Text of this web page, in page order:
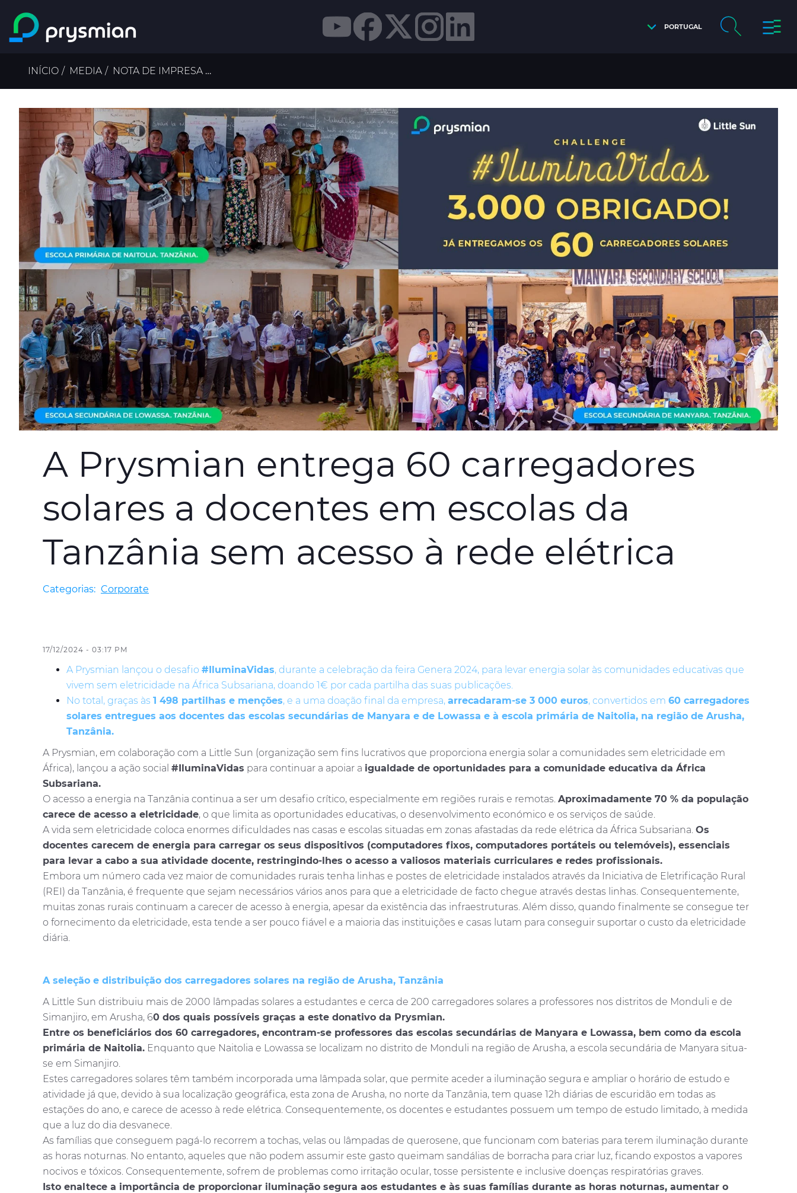
Ir para o conteúdo
principal
PORTUGAL
Navegação
estrutural
INÍCIO MEDIA NOTA DE IMPRESA
A Prysmian entrega 60 carregadores
solares a docentes em escolas da
Tanzânia sem acesso à rede elétrica
Categorias: Corporate
17/12/2024 - 03:17 PM
A Prysmian lançou o desafio #IluminaVidas, durante a celebração da feira Genera 2024, para levar energia solar às comunidades educativas que
vivem sem eletricidade na África Subsariana, doando 1€ por cada partilha das suas publicações.
No total, graças às 1 498 partilhas e menções, e a uma doação final da empresa, arrecadaram-se 3 000 euros, convertidos em 60 carregadores
solares entregues aos docentes das escolas secundárias de Manyara e de Lowassa e à escola primária de Naitolia, na região de Arusha,
Tanzânia.
A Prysmian, em colaboração com a Little Sun (organização sem fins lucrativos que proporciona energia solar a comunidades sem eletricidade em
África), lançou a ação social #IluminaVidas para continuar a apoiar a igualdade de oportunidades para a comunidade educativa da África
Subsariana.
O acesso a energia na Tanzânia continua a ser um desafio crítico, especialmente em regiões rurais e remotas. Aproximadamente 70 % da população
carece de acesso a eletricidade, o que limita as oportunidades educativas, o desenvolvimento económico e os serviços de saúde.
A vida sem eletricidade coloca enormes dificuldades nas casas e escolas situadas em zonas afastadas da rede elétrica da África Subsariana. Os
docentes carecem de energia para carregar os seus dispositivos (computadores fixos, computadores portáteis ou telemóveis), essenciais
para levar a cabo a sua atividade docente, restringindo-lhes o acesso a valiosos materiais curriculares e redes profissionais.
Embora um número cada vez maior de comunidades rurais tenha linhas e postes de eletricidade instalados através da Iniciativa de Eletrificação Rural
(REI) da Tanzânia, é frequente que sejam necessários vários anos para que a eletricidade de facto chegue através destas linhas. Consequentemente,
muitas zonas rurais continuam a carecer de acesso à energia, apesar da existência das infraestruturas. Além disso, quando finalmente se consegue ter
o fornecimento da eletricidade, esta tende a ser pouco fiável e a maioria das instituições e casas lutam para conseguir suportar o custo da eletricidade
diária.
A seleção e distribuição dos carregadores solares na região de Arusha, Tanzânia
A Little Sun distribuiu mais de 2000 lâmpadas solares a estudantes e cerca de 200 carregadores solares a professores nos distritos de Monduli e de
Simanjiro, em Arusha, 60 dos quais possíveis graças a este donativo da Prysmian.
Entre os beneficiários dos 60 carregadores, encontram-se professores das escolas secundárias de Manyara e Lowassa, bem como da escola
primária de Naitolia. Enquanto que Naitolia e Lowassa se localizam no distrito de Monduli na região de Arusha, a escola secundária de Manyara situa-
se em Simanjiro.
Estes carregadores solares têm também incorporada uma lâmpada solar, que permite aceder a iluminação segura e ampliar o horário de estudo e
atividade já que, devido à sua localização geográfica, esta zona de Arusha, no norte da Tanzânia, tem quase 12h diárias de escuridão em todas as
estações do ano, e carece de acesso à rede elétrica. Consequentemente, os docentes e estudantes possuem um tempo de estudo limitado, à medida
que a luz do dia desvanece.
As famílias que conseguem pagá-lo recorrem a tochas, velas ou lâmpadas de querosene, que funcionam com baterias para terem iluminação durante
as horas noturnas. No entanto, aqueles que não podem assumir este gasto queimam sandálias de borracha para criar luz, ficando expostos a vapores
nocivos e tóxicos. Consequentemente, sofrem de problemas como irritação ocular, tosse persistente e inclusive doenças respiratórias graves.
Isto enaltece a importância de proporcionar iluminação segura aos estudantes e às suas famílias durante as horas noturnas, aumentar o